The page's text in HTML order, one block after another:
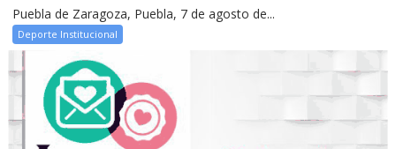
Puebla de Zaragoza, Puebla, 7 de agosto de...
Deporte Institucional